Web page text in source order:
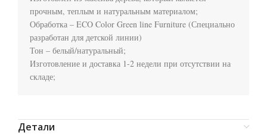
прочным, теплым и натуральным материалом;
Обработка – ECO Color Green line Furniture (Специально
разработан для детской линии)
Тон – белый/натуральный;
Изготовление и доставка 1-2 недели при отсутствии на
складе;
Детали